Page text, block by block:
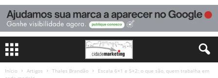
Início Artigos Thales Brandão
Escala 6×1 e 5×2: o que são, quem trabalha em